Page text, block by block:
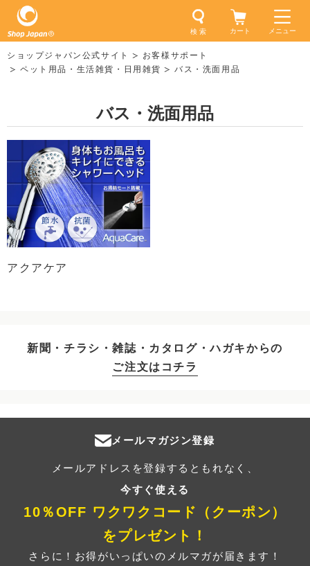
メニュー
検 索 カート
ショップジャパン公式サイト
お客様サポート
ペット用品・生活雑貨・日用雑貨
バス・洗面用品
バス・洗面用品
アクアケア
新聞・チラシ・雑誌・カタログ・ハガキからの
ご注文はコチラ
メールマガジン登録
メールアドレスを登録するともれなく、
今すぐ使える
10％OFF ワクワクコード（クーポン）
をプレゼント！
さらに！お得がいっぱいのメルマガが届きます！